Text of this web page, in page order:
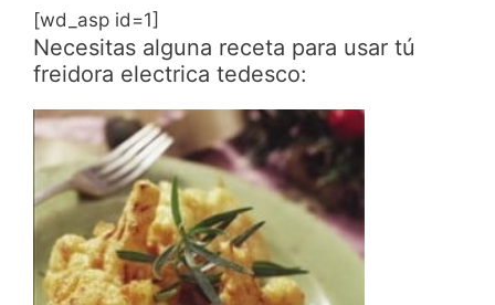
[wd_asp id=1]
Necesitas alguna receta para usar tú
freidora electrica tedesco: